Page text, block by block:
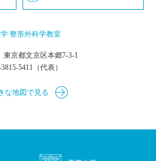
整形外科学教室
京都文京区本郷7-3-1
5411 （代表）
な地図で見る